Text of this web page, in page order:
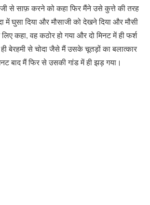
से साफ़ करने को कहा फिर मैंने उसे कुत्ते की तरह
घुसा दिया और मौसाजी को देखने दिया और मौसी
कहा, वह कठोर हो गया और दो मिनट में ही फर्श
बेरहमी से चोदा जैसे मैं उसके चूतड़ों का बलात्कार
बाद मैं फिर से उसकी गांड में ही झड़ गया।